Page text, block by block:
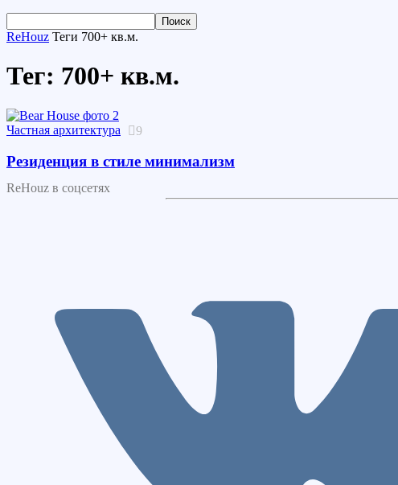
ReHouz Теги 700+ кв.м.
Тег: 700+ кв.м.
Частная архитектура 9
Резиденция в стиле минимализм
ReHouz в соцсетях